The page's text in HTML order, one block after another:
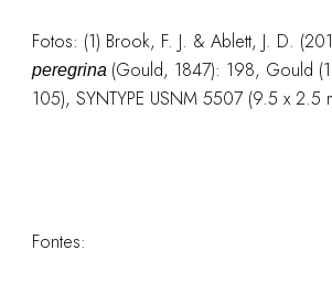
Fotos: (1) Brook, F. J. & Ablett, J. D.
peregrina (Gould, 1847): 198, Gould
105), SYNTYPE USNM 5507 (9.5 x 2.5
Fontes: